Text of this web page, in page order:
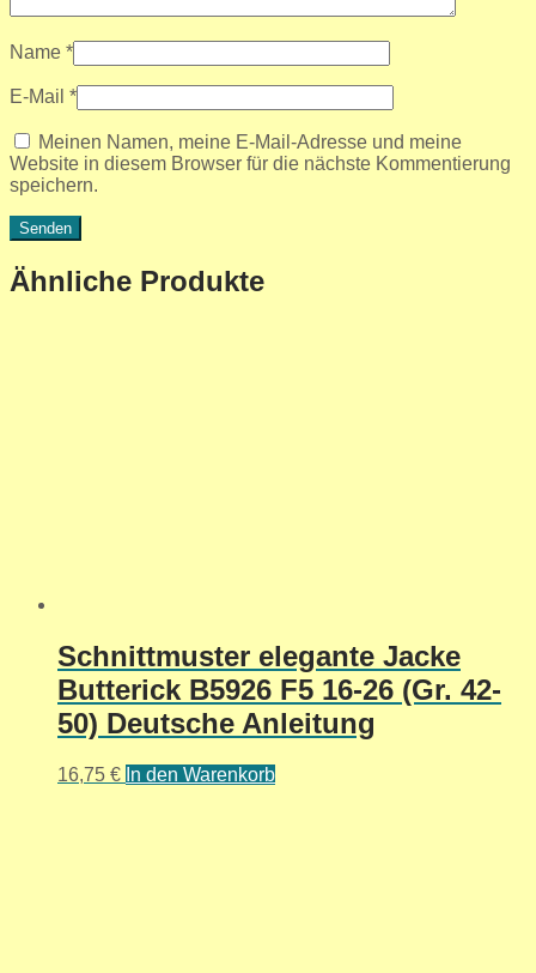
Name *
E-Mail *
Meinen Namen, meine E-Mail-Adresse und meine
Website in diesem Browser für die nächste Kommentierung
speichern.
Ähnliche Produkte
Schnittmuster elegante Jacke
Butterick B5926 F5 16-26 (Gr. 42-
50) Deutsche Anleitung
16,75 € In den Warenkorb